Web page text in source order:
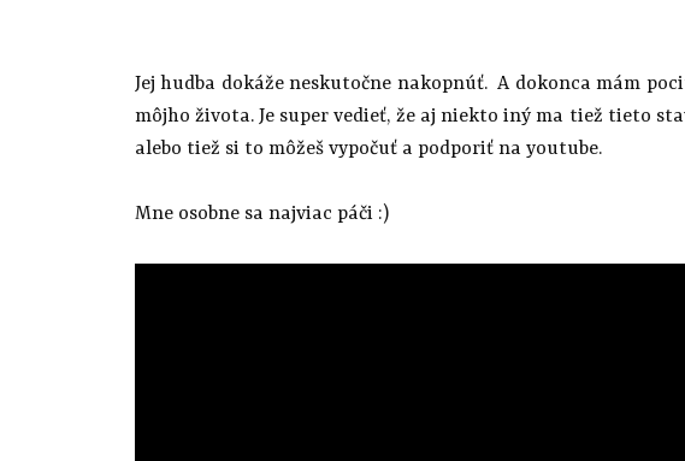
Jej hudba dokáže neskutočne nakopnúť. A dokonca mám
môjho života. Je super vedieť, že aj niekto iný ma tiež tieto
alebo tiež si to môžeš vypočuť a podporiť na youtube.
Mne osobne sa najviac páči :)